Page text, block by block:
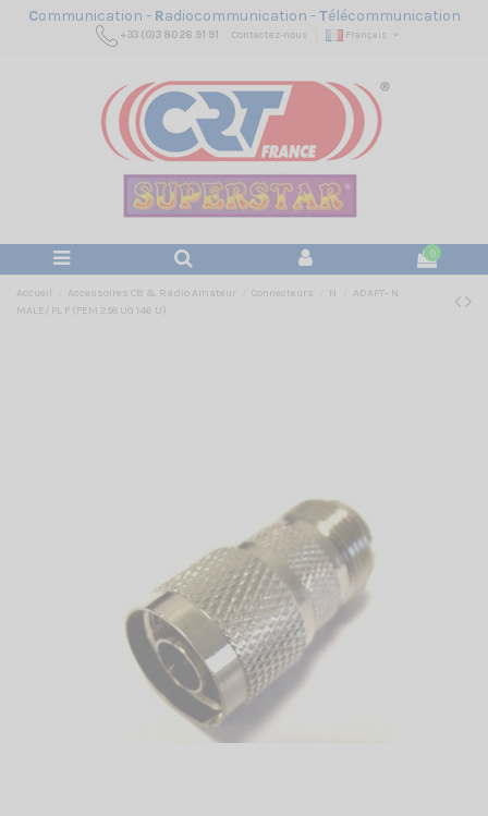
Communication - Radiocommunication -Télécommunication
+33 (0)3 80 26 91 91 Contactez-nous Français
0
Accueil Accessoires CB & Radio Amateur Connecteurs N
ADAPT- N
MALE/ PL F (FEM 258 UG 146 U)